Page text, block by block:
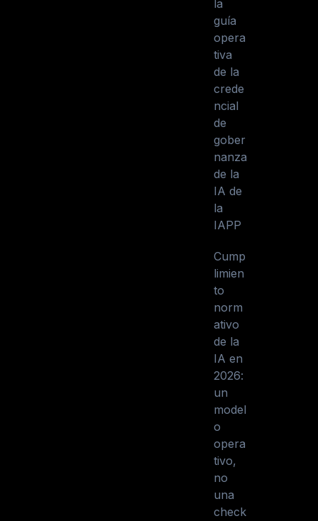
la
guía
opera
tiva
de la
crede
ncial
de
gober
nanza
de la
IA de
la
IAPP
Cump
limien
to
norm
ativo
de la
IA en
2026:
un
model
o
opera
tivo,
no
una
check